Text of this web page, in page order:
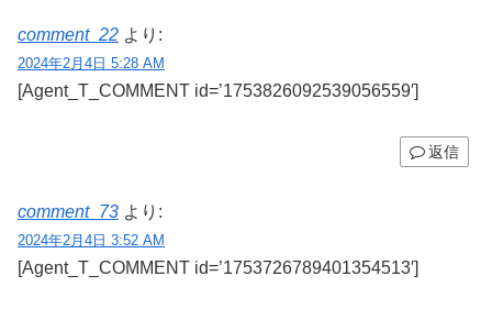
comment_22 より:
2024年2月4日 5:28 AM
[Agent_T_COMMENT id=’1753826092539056559′]
返信
comment_73 より:
2024年2月4日 3:52 AM
[Agent_T_COMMENT id=’1753726789401354513′]